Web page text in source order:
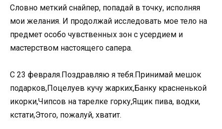
Словно меткий снайпер, попадай в точку, исполняя
мои желания. И продолжай исследовать мое тело на
предмет особо чувственных зон с усердием и
мастерством настоящего сапера.
С 23 февраля.Поздравляю я тебя.Принимай мешок
подарков,Поцелуев кучу жарких,Банку красненькой
икорки,Чипсов на тарелке горку,Ящик пива, водки,
кстати,Этого, пожалуй, хватит.